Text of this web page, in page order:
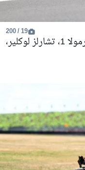
19 / 200
غابرييل بورتوليتو، فريق أودي للفورمولا 1، تشارلز لوكلير،